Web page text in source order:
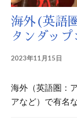
海外(英語
タンダッ
2023年11月15日
海外（英語圏：
アなど）で有名